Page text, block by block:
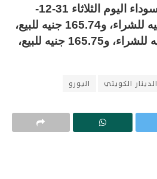
المصري في السوق السوداء اليوم الثلاثاء 31-12-
2024، نحو 162.50 جنيه للشراء، و165.74 جنيه للبيع،
مقابل نحو 162.50 جنيه للشراء، و165.75 جنيه للبيع،
الدينار الكويتي اليورو